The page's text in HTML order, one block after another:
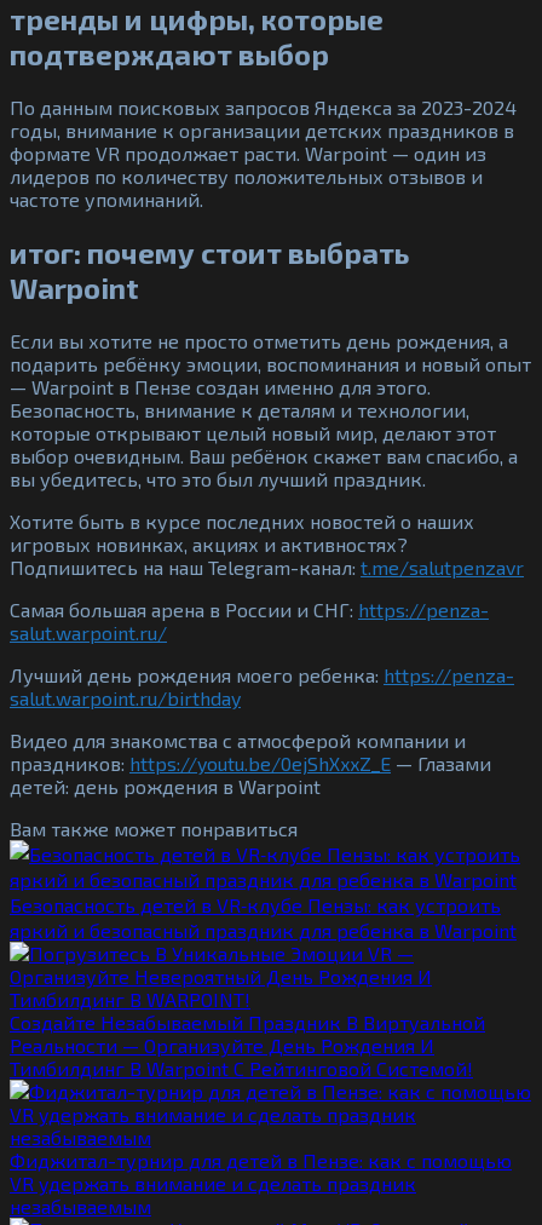
тренды и цифры, которые
подтверждают выбор
По данным поисковых запросов Яндекса за 2023-2024
годы, внимание к организации детских праздников в
формате VR продолжает расти. Warpoint — один из
лидеров по количеству положительных отзывов и
частоте упоминаний.
итог: почему стоит выбрать
Warpoint
Если вы хотите не просто отметить день рождения, а
подарить ребёнку эмоции, воспоминания и новый опыт
— Warpoint в Пензе создан именно для этого.
Безопасность, внимание к деталям и технологии,
которые открывают целый новый мир, делают этот
выбор очевидным. Ваш ребёнок скажет вам спасибо, а
вы убедитесь, что это был лучший праздник.
Хотите быть в курсе последних новостей о наших
игровых новинках, акциях и активностях?
Подпишитесь на наш Telegram-канал: t.me/salutpenzavr
Самая большая арена в России и СНГ: https://penza-
salut.warpoint.ru/
Лучший день рождения моего ребенка: https://penza-
salut.warpoint.ru/birthday
Видео для знакомства с атмосферой компании и
праздников: https://youtu.be/0ejShXxxZ_E — Глазами
детей: день рождения в Warpoint
Вам также может понравиться
Безопасность детей в VR‑клубе Пензы: как устроить
яркий и безопасный праздник для ребенка в Warpoint
Создайте Незабываемый Праздник В Виртуальной
Реальности — Организуйте День Рождения И
Тимбилдинг В Warpoint С Рейтинговой Системой!
Фиджитал-турнир для детей в Пензе: как с помощью
VR удержать внимание и сделать праздник
незабываемым